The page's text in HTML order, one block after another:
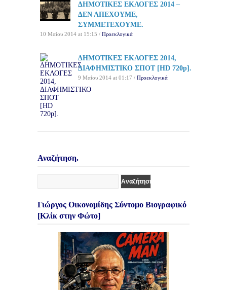
ΔΗΜΟΤΙΚΕΣ ΕΚΛΟΓΕΣ 2014 –
ΔΕΝ ΑΠΕΧΟΥΜΕ,
ΣΥΜΜΕΤΕΧΟΥΜΕ.
10 Μαΐου 2014 at 15:15 / Προεκλογικά
ΔΗΜΟΤΙΚΕΣ ΕΚΛΟΓΕΣ 2014,
ΔΙΑΦΗΜΙΣΤΙΚΟ ΣΠΟΤ [HD 720p].
9 Μαΐου 2014 at 01:17 / Προεκλογικά
Αναζήτηση.
Γιώργος Οικονομίδης Σύντομο Βιογραφικό
[Κλίκ στην Φώτο]